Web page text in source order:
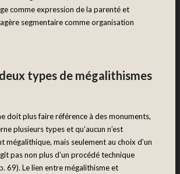
comme expression de la parenté et
segmentaire comme organisation
types de mégalithismes
doit plus faire référence à des monuments,
plusieurs types et qu’aucun n’est
mégalithique, mais seulement au choix d’un
pas non plus d’un procédé technique
69). Le lien entre mégalithisme et